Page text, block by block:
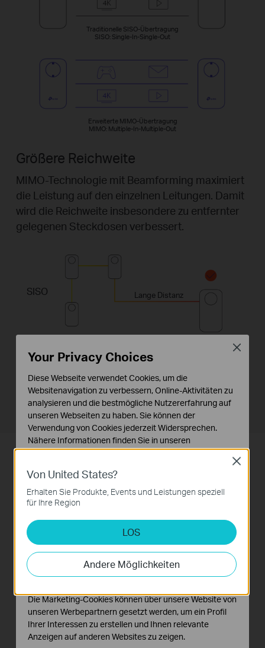
Traditionelle SISO-Übertragung
SISO: Single-In-Single-Out
Erweiterte MIMO-Übertragung
MIMO: Multiple-In-Multiple-Out
Größere Reichweite
MIMO-Technologie mit Beamforming maximiert
die Leistung auf den einzelnen Leitungen. Damit
wird die Reichweite insbesondere zu entfernter
gelegenen Steckdosen verbessert.
SISO Lange Distanz
MIMO Lange Distanz
Gigabit-LAN-Ports für maximale
Konnektivität
Schließen Sie mehrere Netzwerkgeräte wie NAS,
Smart-TV, Desktop-PC, Spielekonsoen o.ä. per
LAN-Kabel an die Adapter an und schon sind
diese mit Gigabit-Geschwindigkeit in das
Powerline-Netzwerk integriert.
Von United States?
Erhalten Sie Produkte, Events und Leistungen speziell
für Ihre Region
LOS
Andere Möglichkeiten
Close
Your Privacy Choices
Diese Webseite verwendet Cookies, um die
Websitenavigation zu verbessern, Online-Aktivitäten zu
analysieren und die bestmögliche Nutzererfahrung auf
unseren Webseiten zu haben. Sie können der
Verwendung von Cookies jederzeit Widersprechen.
Nähere Informationen finden Sie in unseren
Datenschutzhinweisen.
Notwendige Cookies
erforderlich und können in Ihren Systemen nicht
Analyse- und Marketing-Cookies
Analyse-Cookies ermöglichen es uns, Ihre Aktivitäten
auf unserer Website zu analysieren, um die
Funktionsweise unserer Website zu verbessern und
Die Marketing-Cookies können über unsere Website von
unseren Werbepartnern gesetzt werden, um ein Profil
Ihrer Interessen zu erstellen und Ihnen relevante
Anzeigen auf anderen Websites zu zeigen.
Close